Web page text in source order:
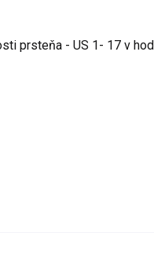
prsteňa - US 1- 17 v